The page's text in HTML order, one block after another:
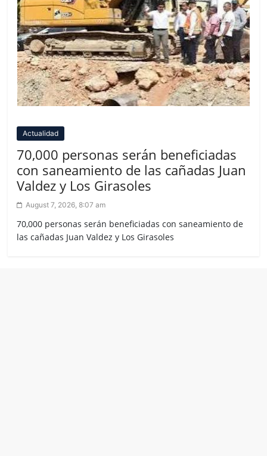
Actualidad
70,000 personas serán beneficiadas
con saneamiento de las cañadas Juan
Valdez y Los Girasoles
August 7, 2026, 8:07 am
70,000 personas serán beneficiadas con saneamiento de
las cañadas Juan Valdez y Los Girasoles